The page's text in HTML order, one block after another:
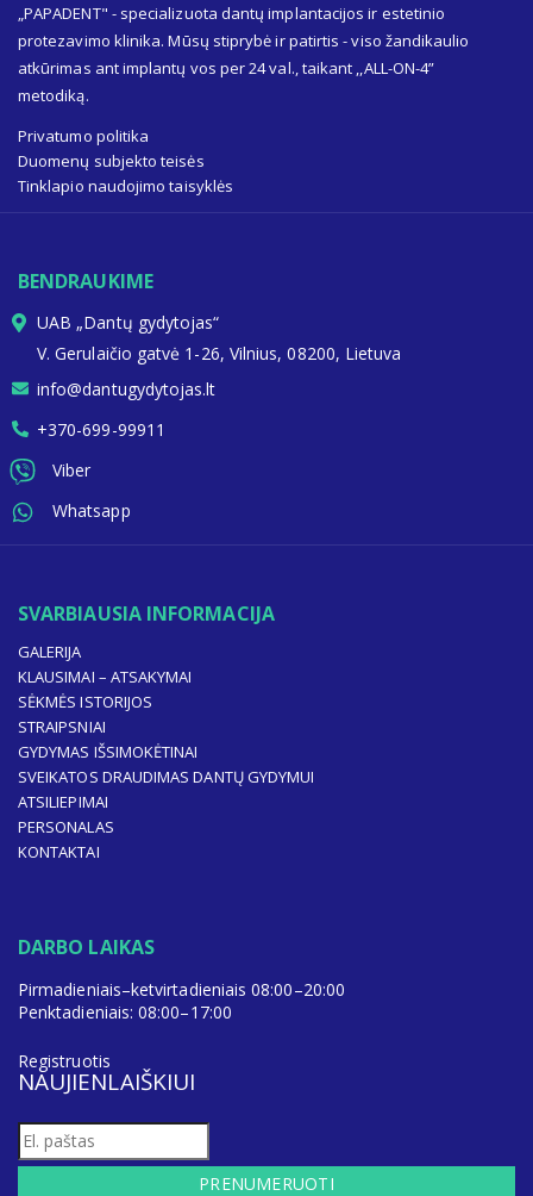
„PAPADENT" - specializuota dantų implantacijos ir estetinio
protezavimo klinika. Mūsų stiprybė ir patirtis - viso žandikaulio
atkūrimas ant implantų vos per 24 val., taikant ,,ALL-ON-4”
metodiką.
Privatumo politika
Duomenų subjekto teisės
Tinklapio naudojimo taisyklės
BENDRAUKIME
UAB „Dantų gydytojas“
V. Gerulaičio gatvė 1-26, Vilnius, 08200, Lietuva
info@dantugydytojas.lt
+370-699-99911
Viber
Whatsapp
SVARBIAUSIA INFORMACIJA
GALERIJA
KLAUSIMAI – ATSAKYMAI
SĖKMĖS ISTORIJOS
STRAIPSNIAI
GYDYMAS IŠSIMOKĖTINAI
SVEIKATOS DRAUDIMAS DANTŲ GYDYMUI
ATSILIEPIMAI
PERSONALAS
KONTAKTAI
DARBO LAIKAS
Pirmadieniais–ketvirtadieniais 08:00–20:00
Penktadieniais: 08:00–17:00
Registruotis
NAUJIENLAIŠKIUI
PRENUMERUOTI